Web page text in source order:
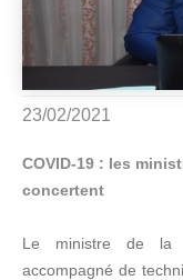
23/02/2021
COVID-19 : les
concertent
Le ministre de la
accompagné de